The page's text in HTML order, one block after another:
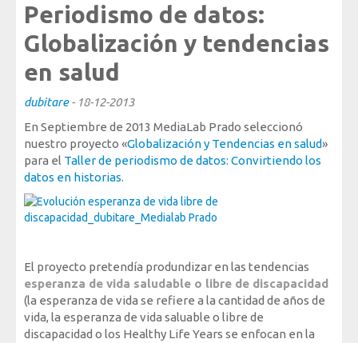
Areas
Sociedad, Innovación y Salud
Internacional, Sectores y Salud
Nuestra propuesta
Blogs
Blog: Organización, Trabajo y Salud
Blog: Internacional, Sectores y Salud
Formación
y eventos
Publicaciones
Periodismo de datos:
Globalización y tendencias
en salud
dubitare- 18-12-2013
En Septiembre de 2013 MediaLab Prado seleccionó
nuestro proyecto «Globalización y Tendencias en salud»
para el Taller de periodismo de datos: Convirtiendo los
datos en historias.
El proyecto pretendía produndizar en las tendencias
esperanza de vida saludable o libre de discapacidad
(la esperanza de vida se refiere a la cantidad de años de
vida, la esperanza de vida saluable o libre de
discapacidad o los Healthy Life Years se enfocan en la